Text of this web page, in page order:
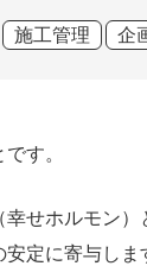
施工管理 企
す。
せホルモン
定に寄与しま